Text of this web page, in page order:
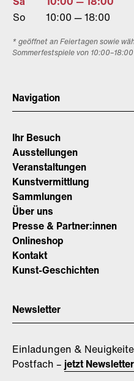
So
10:00 — 18:00
* geöffnet an Feiertagen sowie
Sommerfestspiele von 10:00–18:00
Navigation
Ihr Besuch
Ausstellungen
Veranstaltungen
Kunstvermittlung
Sammlungen
Über uns
Presse & Partner:innen
Onlineshop
Kontakt
Kunst-Geschichten
Newsletter
Einladungen &
Postfach – jetzt